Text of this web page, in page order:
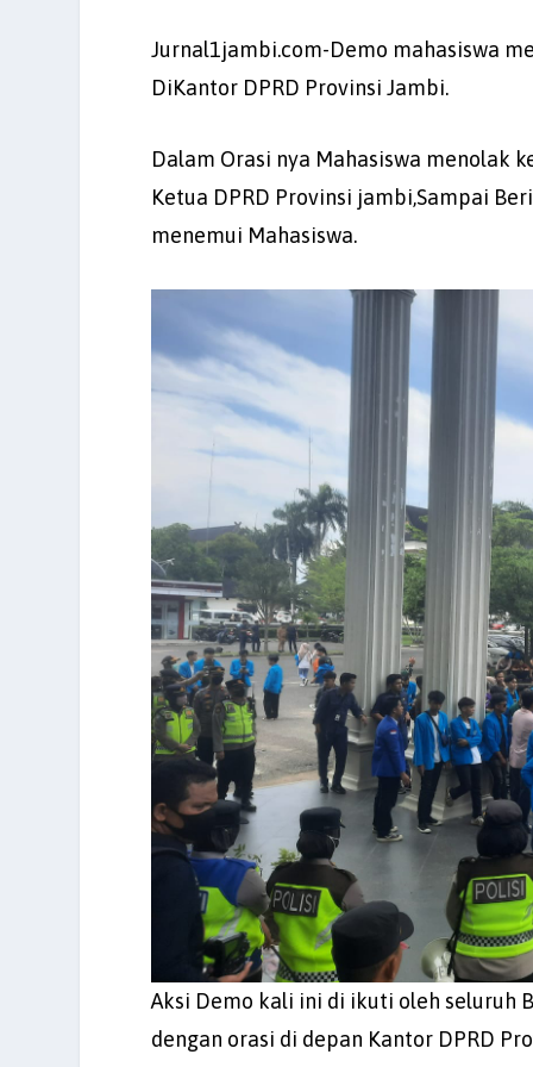
Jurnal1jambi.com-Demo mahasiswa
DiKantor DPRD Provinsi Jambi.
Dalam Orasi nya Mahasiswa menolak
Ketua DPRD Provinsi jambi,Sampai
menemui Mahasiswa.
Aksi Demo kali ini di ikuti oleh seluruh
dengan orasi di depan Kantor DPRD